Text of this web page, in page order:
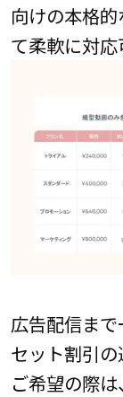
向けの本格
て柔軟に対応
広告配信まで
セット割引の
ご希望の際